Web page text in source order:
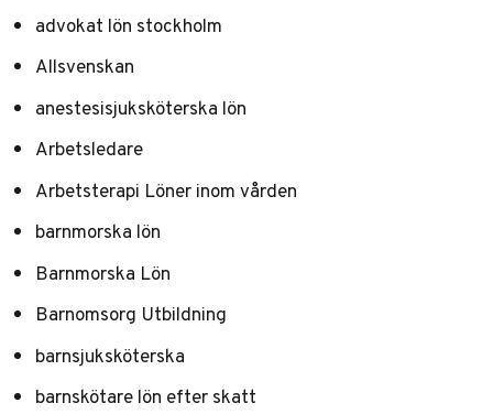
advokat lön stockholm
Allsvenskan
anestesisjuksköterska lön
Arbetsledare
Arbetsterapi Löner inom vården
barnmorska lön
Barnmorska Lön
Barnomsorg Utbildning
barnsjuksköterska
barnskötare lön efter skatt